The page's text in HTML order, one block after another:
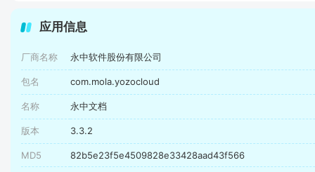
应用信息
厂商名称 永中软件股份有限公司
包名 com.mola.yozocloud
名称 永中文档
版本 3.3.2
MD5 82b5e23f5e4509828e33428aad43f566